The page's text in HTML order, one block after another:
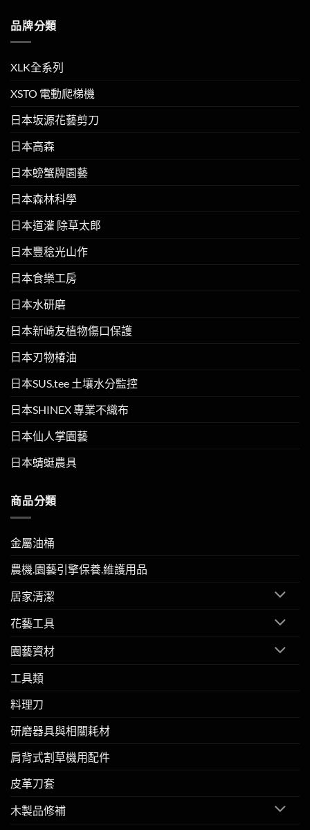
品牌分類
XLK全系列
XSTO 電動爬梯機
日本坂源花藝剪刀
日本高森
日本螃蟹牌園藝
日本森林科學
日本道灌 除草太郎
日本豐稔光山作
日本食樂工房
日本水研磨
日本新崎友植物傷口保護
日本刃物椿油
日本SUS.tee 土壤水分監控
日本SHINEX 專業不織布
日本仙人掌園藝
日本蜻蜓農具
商品分類
金屬油桶
農機.園藝引擎保養.維護用品
居家清潔
花藝工具
園藝資材
工具類
料理刀
研磨器具與相關耗材
肩背式割草機用配件
皮革刀套
木製品修補